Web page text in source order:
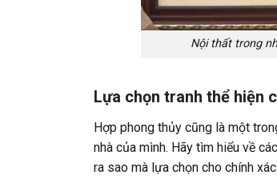
Nội thất trong
Lựa chọn tranh thể hiện
Hợp phong thủy cũng là một
nhà của mình. Hãy tìm hiểu về
ra sao mà lựa chọn cho chính